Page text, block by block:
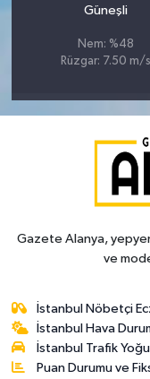
Güneşli
Nem: %48
Rüzgar: 7.50 m/s
Gazete Alanya,
ve
İstanbul Nöbetçi
İstanbul Hava
İstanbul Trafik
Puan Durumu ve